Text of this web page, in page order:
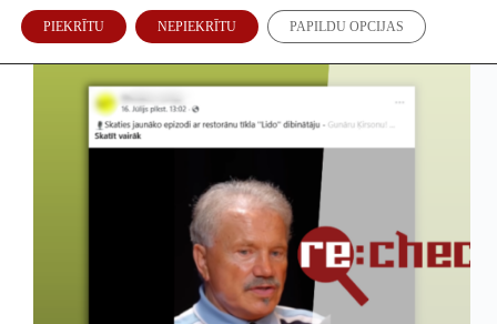
Vai ar citronūdeni var ķiršos noteikt “ķīmiju”?
PIEKRĪTU NEPIEKRĪTU PAPILDU OPCIJAS